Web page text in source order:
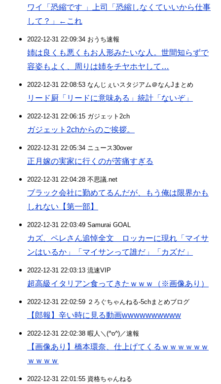
ワイ「恐縮です 」上司「恐縮しなくていいから仕事
して？」←これ
2022-12-31 22:09:34 おうち速報
姉は良くも悪くもお人形みたいな人。世間知らずで
容姿もよく、周りは姉をチヤホヤして…
2022-12-31 22:08:53 なんじぇいスタジアム＠なんJまとめ
リード厨「リードに意味ある」統計「ないぞ」
2022-12-31 22:06:15 ガジェット2ch
ガジェット2chからのご挨拶。
2022-12-31 22:05:34 ニュース30over
正月嫁の実家に行くのが苦痛すぎる
2022-12-31 22:04:28 不思議.net
ブラック会社に勤めてるんだが、もう俺は限界かも
しれない【第一部】
2022-12-31 22:03:49 Samurai GOAL
カズ、ペレさん追悼全文 ロッカーに現れ「マイサ
ンはいるか」「マイサンって誰だ」「カズだ」
2022-12-31 22:03:13 流速VIP
超高級イタリアン食ってきたｗｗｗ（※画像あり）
2022-12-31 22:02:59 ２ろぐちゃんねる-5chまとめブログ
【郎報】辛い時に見る動画wwwwwwwwww
2022-12-31 22:02:38 暇人＼(^o^)／速報
【画像あり】橋本環奈、仕上げてくるｗｗｗｗｗｗ
ｗｗｗｗ
2022-12-31 22:01:55 資格ちゃんねる